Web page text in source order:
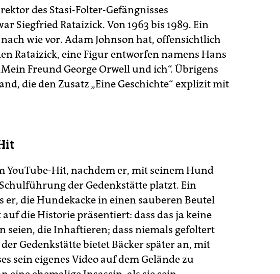
des Stasi-Folter-Gefängnisses
Siegfried Rataizick. Von 1963 bis 1989. Ein
wie vor. Adam Johnson hat, offensichtlich
Rataizick, eine Figur entworfen namens Hans
Freund George Orwell und ich“. Übrigens
die den Zusatz „Eine Geschichte“ explizit mit
YouTube-Hit, nachdem er, mit seinem Hund
der Gedenkstätte platzt. Ein
die Hundekacke in einen sauberen Beutel
auf die Historie präsentiert: dass das ja keine
seien, die Inhaftieren; dass niemals gefoltert
Gedenkstätte bietet Bäcker später an, mit
sein eigenes Video auf dem Gelände zu